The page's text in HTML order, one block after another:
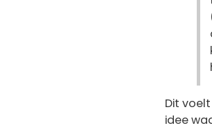
Dit
idee